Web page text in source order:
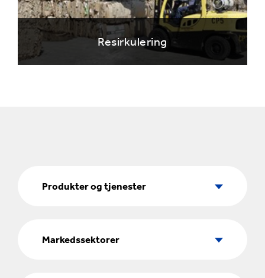
Resirkulering
Produkter og tjenester
Markedssektorer